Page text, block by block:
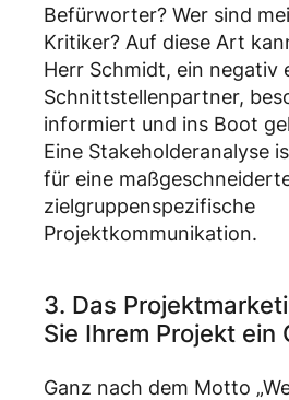
Befürworter? Wer sind
Kritiker? Auf diese Art
Herr Schmidt, ein negativ
Schnittstellenpartner,
informiert und ins Boot
Eine Stakeholderanalyse
für eine
zielgruppenspezifische
Projektkommunikation.
3. Das
Sie Ihrem Projekt ein
Ganz nach dem Motto